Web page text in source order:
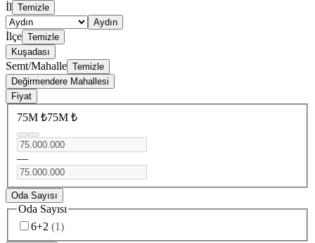
İl Temizle
Aydın
İlçe Temizle
Kuşadası
Semt/Mahalle Temizle
Değirmendere Mahallesi
Fiyat
75M ₺75M ₺
—
Oda Sayısı
Oda Sayısı
6+2 (1)